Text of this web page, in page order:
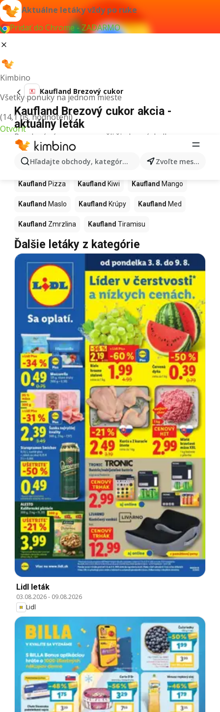
Aktuálne letáky vždy po ruke
Pridať do Chrome - ZADARMO
Kimbino
Všetky ponuky na jednom mieste
(14,1 tis. hodnotení)
Otvoriť
Hľadajte obchody, kategórie, produkty... Zvoľte mesto
Kaufland Brezový cukor
Kaufland Brezový cukor akcia -
aktuálny leták
Pre daný výraz sme nenašli žiadne výsledky.
Ďalšie produkty v obchodoch
Kaufland
Kaufland Pizza Kaufland Kiwi Kaufland Mango
Kaufland Maslo Kaufland Krúpy Kaufland Med
Kaufland Zmrzlina Kaufland Tiramisu
Ďalšie letáky z kategórie
Lidl leták
03.08.2026- 09.08.2026
Lidl